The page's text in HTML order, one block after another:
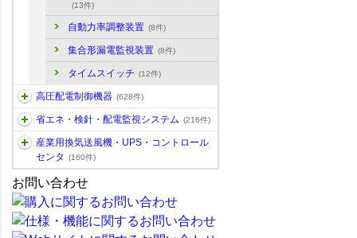
(13件)
自動力率調整装置 (8件)
集合形漏電監視装置 (8件)
タイムスイッチ (12件)
高圧配電制御機器 (628件)
省エネ・検針・配電監視システム (216件)
産業用換気送風機・UPS・コントロール
センタ
(160件)
お問い合わせ